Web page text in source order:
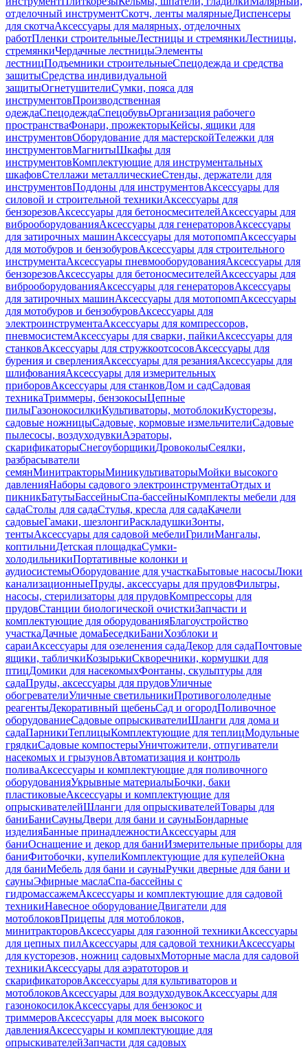
отделочный инструментСкотч, ленты малярныеДиспенсеры
для скотчаАксессуары для малярных, отделочных
работПленки строительныеЛестницы и стремянкиЛестницы,
стремянкиЧердачные лестницыЭлементы
лестницПодъемники строительныеСпецодежда и средства
защитыСредства индивидуальной
защитыОгнетушителиСумки, пояса для
инструментовПроизводственная
одеждаСпецодеждаСпецобувьОрганизация рабочего
пространстваФонари, прожекторыКейсы, ящики для
инструментовОборудование для мастерскойТележки для
инструментовМагнитыШкафы для
инструментовКомплектующие для инструментальных
шкафовСтеллажи металлическиеСтенды, держатели для
инструментовПоддоны для инструментовАксессуары для
силовой и строительной техникиАксессуары для
бензорезовАксессуары для бетоносмесителейАксессуары для
виброоборудованияАксессуары для генераторовАксессуары
для затирочных машинАксессуары для мотопомпАксессуары
для мотобуров и бензобуровАксессуары для строительного
инструментаАксессуары пневмооборудованияАксессуары для
бензорезовАксессуары для бетоносмесителейАксессуары для
виброоборудованияАксессуары для генераторовАксессуары
для затирочных машинАксессуары для мотопомпАксессуары
для мотобуров и бензобуровАксессуары для
электроинструментаАксессуары для компрессоров,
пневмосистемАксессуары для сварки, пайкиАксессуары для
станковАксессуары для стружкоотсосовАксессуары для
бурения и сверленияАксессуары для резанияАксессуары для
шлифованияАксессуары для измерительных
приборовАксессуары для станковДом и садСадовая
техникаТриммеры, бензокосыЦепные
пилыГазонокосилкиКультиваторы, мотоблокиКусторезы,
садовые ножницыСадовые, кормовые измельчителиСадовые
пылесосы, воздуходувкиАэраторы,
скарификаторыСнегоуборщикиДровоколыСеялки,
разбрасыватели
семянМинитракторыМиникультиваторыМойки высокого
давленияНаборы садового электроинструментаОтдых и
пикникБатутыБассейныСпа-бассейныКомплекты мебели для
садаСтолы для садаСтулья, кресла для садаКачели
садовыеГамаки, шезлонгиРаскладушкиЗонты,
тентыАксессуары для садовой мебелиГрилиМангалы,
коптильниДетская площадкаСумки-
холодильникиПортативные колонки и
аудиосистемыОборудование для участкаБытовые насосыЛюки
канализационныеПруды, аксессуары для прудовФильтры,
насосы, стерилизаторы для прудовКомпрессоры для
прудовСтанции биологической очисткиЗапчасти и
комплектующие для оборудованияБлагоустройство
участкаДачные домаБеседкиБаниХозблоки и
сараиАксессуары для озеленения садаДекор для садаПочтовые
ящики, табличкиКозырькиСкворечники, кормушки для
птицДомики для насекомыхФонтаны, скульптуры для
садаПруды, аксессуары для прудовУличные
обогревателиУличные светильникиПротивогололедные
реагентыДекоративный щебеньСад и огородПоливочное
оборудованиеСадовые опрыскивателиШланги для дома и
садаПарникиТеплицыКомплектующие для теплицМодульные
грядкиСадовые компостерыУничтожители, отпугиватели
насекомых и грызуновАвтоматизация и контроль
поливаАксессуары и комплектующие для поливочного
оборудованияУкрывные материалыБочки, баки
пластиковыеАксессуары и комплектующие для
опрыскивателейШланги для опрыскивателейТовары для
баниБаниСауныДвери для бани и сауныБондарные
изделияБанные принадлежностиАксессуары для
баниОснащение и декор для баниИзмерительные приборы для
баниФитобочки, купелиКомплектующие для купелейОкна
для баниМебель для бани и сауныРучки дверные для бани и
сауныЭфирные маслаСпа-бассейны с
гидромассажемАксессуары и комплектующие для садовой
техникиНавесное оборудованиеДвигатели для
мотоблоковПрицепы для мотоблоков,
минитракторовАксессуары для газонной техникиАксессуары
для цепных пилАксессуары для садовой техникиАксессуары
для кусторезов, ножниц садовыхМоторные масла для садовой
техникиАксессуары для аэратоторов и
скарификаторовАксессуары для культиваторов и
мотоблоковАксессуары для воздуходувокАксессуары для
газонокосилокАксессуары для бензокос и
триммеровАксессуары для моек высокого
давленияАксессуары и комплектующие для
опрыскивателейЗапчасти для садовых